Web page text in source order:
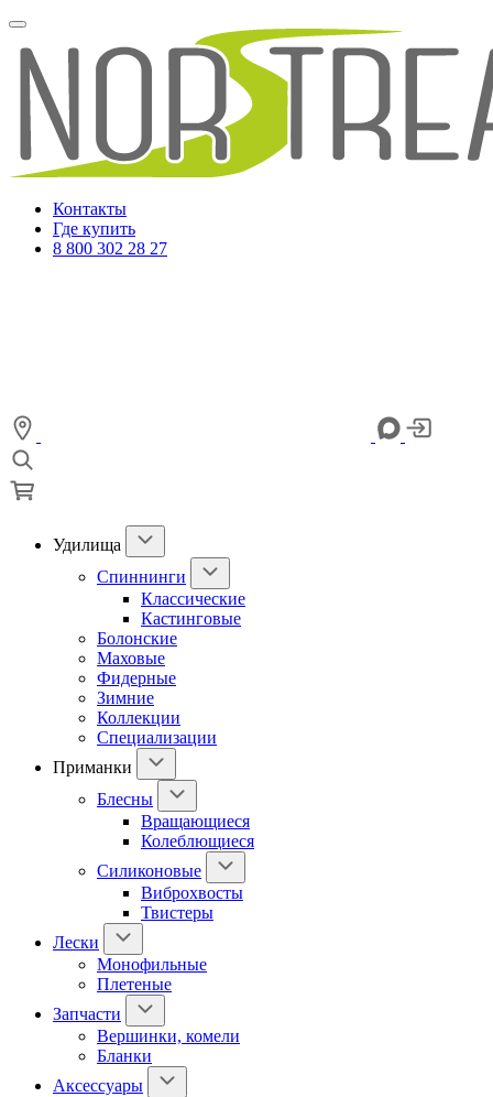
Контакты
Где купить
8 800 302 28 27
Удилища
Спиннинги
Классические
Кастинговые
Болонские
Маховые
Фидерные
Зимние
Коллекции
Специализации
Приманки
Блесны
Вращающиеся
Колеблющиеся
Силиконовые
Виброхвосты
Твистеры
Лески
Монофильные
Плетеные
Запчасти
Вершинки, комели
Бланки
Аксессуары